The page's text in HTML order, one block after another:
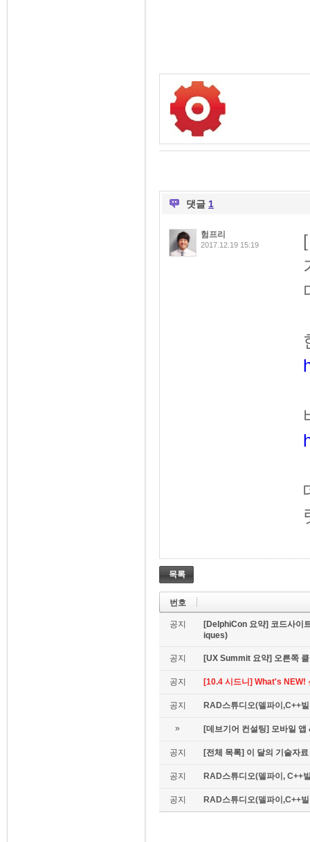
댓글 1
험프리
2017.12.19 15:19
목록
번호
공지
[DelphiCon 요약] 코드사이
iques)
공지 [UX Summit 요약] 오른쪽
공지 [10.4 시드니] What's NEW!
공지 RAD스튜디오(델파이,C++
» [데브기어 컨설팅] 모바일
공지 [전체 목록] 이 달의 기술자
공지 RAD스튜디오(델파이, C++
공지 RAD스튜디오(델파이,C++